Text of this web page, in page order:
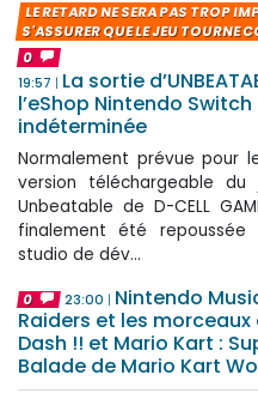
LE RETARD NE SERA PAS TROP
S'ASSURER QUE LE JEU TOURNE
0
19:57
La sortie
l’eShop Nintendo
indéterminée
Normalement prévue pour
version téléchargeable
Unbeatable de D-CELL
finalement été
studio de dév...
0 23:00
Nintendo
Raiders et les
Dash !! et Mario Kart :
Balade de Mario Kart